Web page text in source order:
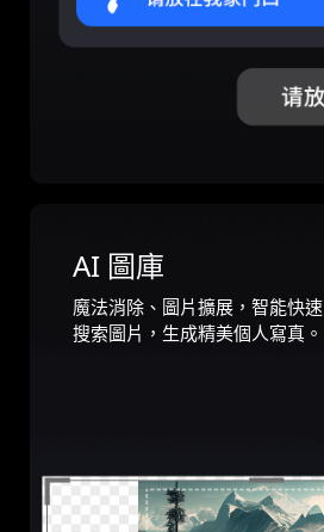
AI 圖庫
魔法消除、圖片擴展，智能快速
搜索圖片，生成精美個人寫真。